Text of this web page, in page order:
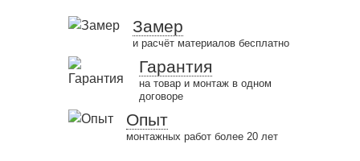
Замер
и расчёт материалов бесплатно
Гарантия
на товар и монтаж в одном
договоре
Опыт
монтажных работ более 20 лет